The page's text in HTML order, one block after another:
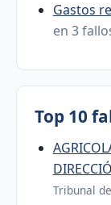
Gastos
en 3
Top 10
Tribunal